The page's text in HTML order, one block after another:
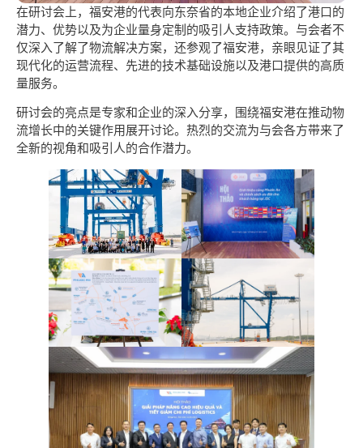
在研讨会上，福安港的代表向东奈省的本地企业介绍了港口的
潜力、优势以及为企业量身定制的吸引人支持政策。与会者不
仅深入了解了物流解决方案，还参观了福安港，亲眼见证了其
现代化的运营流程、先进的技术基础设施以及港口提供的高质
量服务。
研讨会的亮点是专家和企业的深入分享，围绕福安港在推动物
流增长中的关键作用展开讨论。热烈的交流为与会各方带来了
全新的视角和吸引人的合作潜力。